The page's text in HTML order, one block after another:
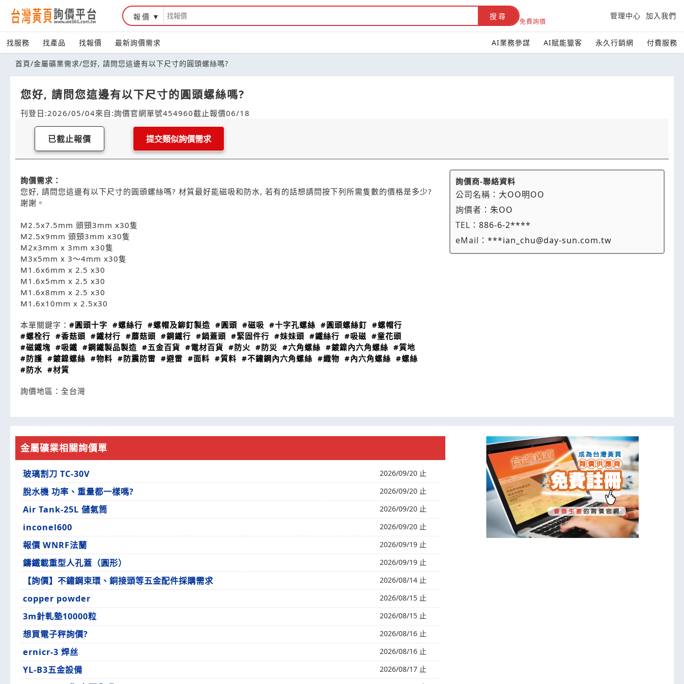
報價 搜尋
免費詢價
管理中心 加入我們
找服務 找產品 找報價 最新詢價需求 AI業務參謀 AI賦能獵客 永久行銷網 付費服務
首頁/金屬礦業需求/您好, 請問您這邊有以下尺寸的圓頭螺絲嗎?
您好, 請問您這邊有以下尺寸的圓頭螺絲嗎?
刊登日:2026/05/04來自:詢價官網單號454960截止報價06/18
已截止報價 提交類似詢價需求
詢價需求：
您好, 請問您這邊有以下尺寸的圓頭螺絲嗎? 材質最好能磁吸和防水, 若有的話想請問按下列所需隻數的價格是多少?
謝謝。
M2.5x7.5mm 頭頸3mm x30隻
M2.5x9mm 頭頸3mm x30隻
M2x3mm x 3mm x30隻
M3x5mm x 3～4mm x30隻
M1.6x6mm x 2.5 x30
M1.6x5mm x 2.5 x30
M1.6x8mm x 2.5 x30
M1.6x10mm x 2.5x30
本單關鍵字： #圓頭十字 #螺絲行 #螺帽及鉚釘製造 #圓頭 #磁吸 #十字孔螺絲 #圓頭螺絲釘 #螺帽行
#螺栓行 #香菇頭 #鐵材行 #蘑菇頭 #鋼鐵行 #鍋蓋頭 #緊固件行 #妹妹頭 #鐵絲行 #吸磁 #童花頭
#磁鐵塊 #吸鐵 #鋼鐵製品製造 #五金百貨 #電材百貨 #防火 #防災 #六角螺絲 #鍍鎳內六角螺絲 #質地
#防護 #鍍鎳螺絲 #物料 #防震防雷 #避雷 #面料 #質料 #不鏽鋼內六角螺絲 #織物 #內六角螺絲 #螺絲
#防水 #材質
詢價地區： 全台灣
詢價商-聯絡資料
公司名稱： 大OO明OO
詢價者：朱OO
TEL：886-6-2****
eMail：***ian_chu@day-sun.com.tw
金屬礦業相關詢價單
玻璃割刀 TC-30V 2026/09/20 止
脫水機 功率、重量都一樣嗎? 2026/09/20 止
Air Tank-25L 儲氣筒 2026/09/20 止
inconel600 2026/09/20 止
報價 WNRF法蘭 2026/09/19 止
鑄鐵載重型人孔蓋（圓形） 2026/09/19 止
【詢價】不鏽鋼束環、銅接頭等五金配件採購需求 2026/08/14 止
copper powder 2026/08/15 止
3m針軋墊10000粒 2026/08/15 止
想買電子秤詢價? 2026/08/16 止
ernicr-3 焊丝 2026/08/16 止
YL-B3五金設備 2026/08/17 止